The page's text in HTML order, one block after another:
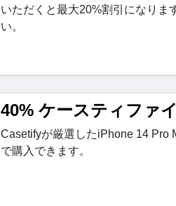
いただくと最大20%割引になりま
い。
40% ケースティファ
Casetifyが厳選したiPhone 14 Pro
で購入できます。